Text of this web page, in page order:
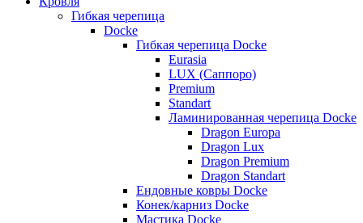
Гибкая черепица
Docke
Гибкая черепица Docke
Eurasia
LUX (Саппоро)
Premium
Standart
Ламинированная черепица Docke
Dragon Europa
Dragon Lux
Dragon Premium
Dragon Standart
Ендовные ковры Docke
Конек/карниз Docke
Мастика Docke